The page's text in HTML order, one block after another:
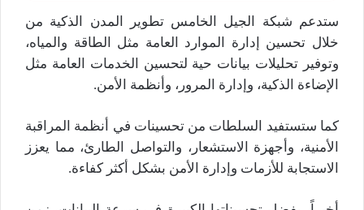
ستدعم شبكة الجيل الخامس تطوير المدن الذكية من
خلال تحسين إدارة الموارد العامة مثل الطاقة والمياه،
وتوفير تحليلات بيانات حية لتحسين الخدمات العامة مثل
الإضاءة الذكية، وإدارة المرور، وأنظمة الأمن.
كما ستستفيد السلطات من تحسينات في أنظمة المراقبة
الأمنية، وأجهزة الاستشعار، والتواصل الطارئ، مما يعزز
الاستجابة للأزمات وإدارة الأمن بشكل أكثر كفاءة.